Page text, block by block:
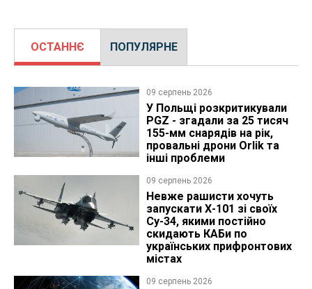
ОСТАННЄ ПОПУЛЯРНЕ
09 серпень 2026
У Польщі розкритикували
PGZ - згадали за 25 тисяч
155-мм снарядів на рік,
провальні дрони Orlik та
інші проблеми
09 серпень 2026
Невже рашисти хочуть
запускати Х-101 зі своїх
Су-34, якими постійно
скидають КАБи по
українських прифронтових
містах
09 серпень 2026